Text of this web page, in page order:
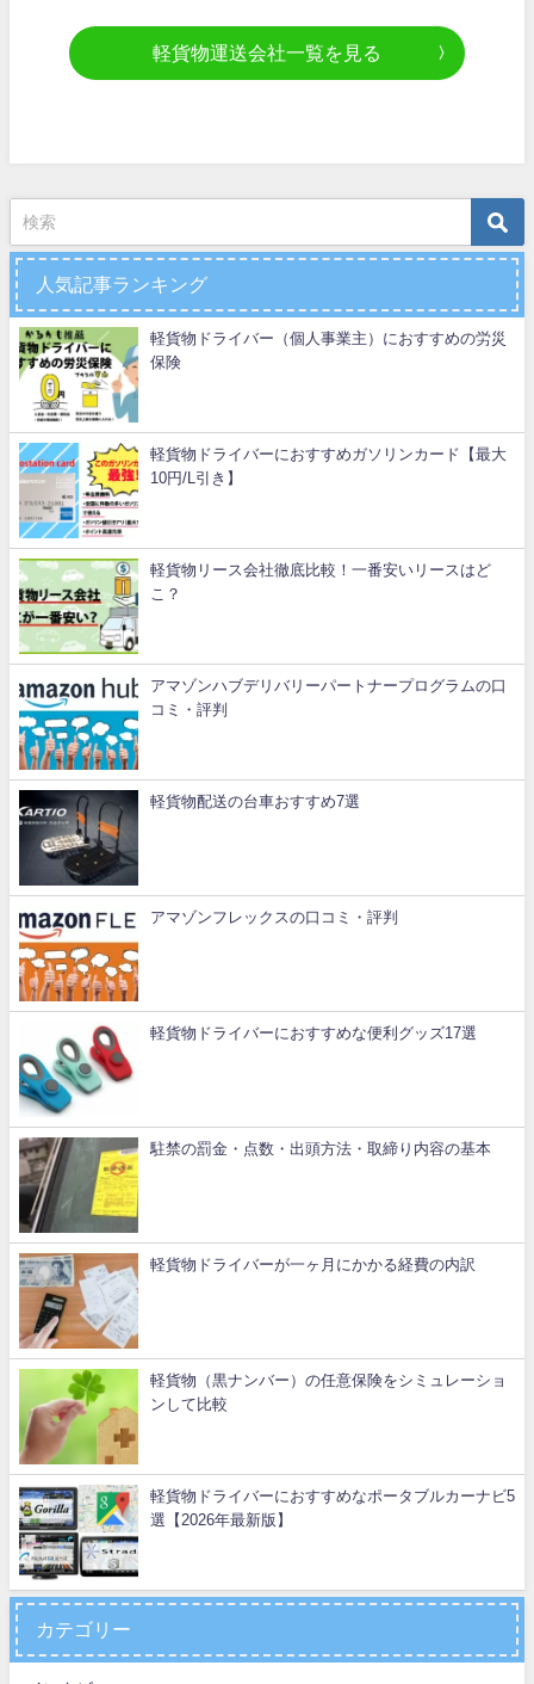
軽貨物運送会社一覧を見る
人気記事ランキング
軽貨物ドライバー（個人事業主）におすすめの労災
保険
軽貨物ドライバーにおすすめガソリンカード【最大
10円/L引き】
軽貨物リース会社徹底比較！一番安いリースはど
こ？
アマゾンハブデリバリーパートナープログラムの口
コミ・評判
軽貨物配送の台車おすすめ7選
アマゾンフレックスの口コミ・評判
軽貨物ドライバーにおすすめな便利グッズ17選
駐禁の罰金・点数・出頭方法・取締り内容の基本
軽貨物ドライバーが一ヶ月にかかる経費の内訳
軽貨物（黒ナンバー）の任意保険をシミュレーショ
ンして比較
軽貨物ドライバーにおすすめなポータブルカーナビ5
選【2026年最新版】
カテゴリー